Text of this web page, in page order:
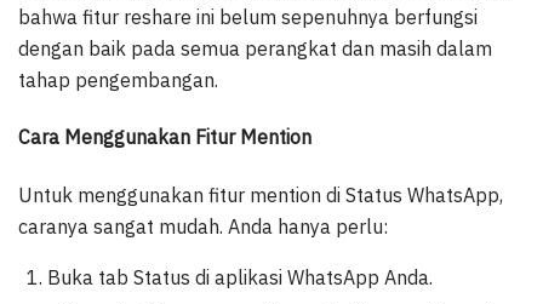
bahwa fitur reshare ini belum sepenuhnya berfungsi
dengan baik pada semua perangkat dan masih dalam
tahap pengembangan.
Cara Menggunakan Fitur Mention
Untuk menggunakan fitur mention di Status WhatsApp,
caranya sangat mudah. Anda hanya perlu:
Buka tab Status di aplikasi WhatsApp Anda.